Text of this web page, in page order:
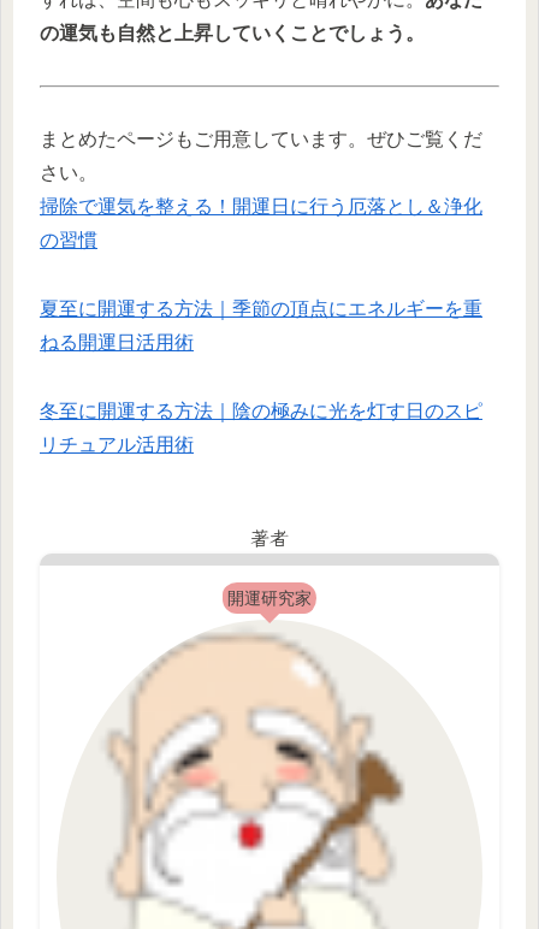
の運気も自然と上昇していくことでしょう。
まとめたページもご用意しています。ぜひご覧くだ
さい。
掃除で運気を整える！開運日に行う厄落とし＆浄化
の習慣
夏至に開運する方法｜季節の頂点にエネルギーを重
ねる開運日活用術
冬至に開運する方法｜陰の極みに光を灯す日のスピ
リチュアル活用術
著者
開運研究家